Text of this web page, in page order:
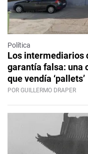
Política
Los intermediarios
garantía falsa: una
que vendía ‘pallets’
POR GUILLERMO DRAPER